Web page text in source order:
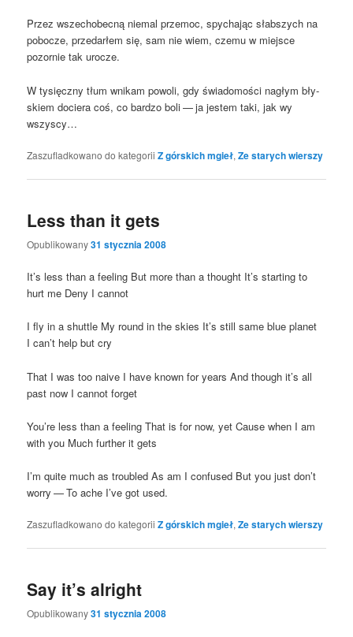
Przez wszech­obec­ną nie­mal prze­moc, spy­cha­jąc słab­szych na
pobo­cze, przedar­łem się, sam nie wiem, cze­mu w miej­sce
pozor­nie tak urocze.
W tysięcz­ny tłum wni­kam powo­li, gdy świa­do­mo­ści nagłym bły­
skiem docie­ra coś, co bar­dzo boli — ja jestem taki, jak wy
wszyscy…
Zaszufladkowano do kategorii Z górskich mgieł,Ze starych wierszy
Less than it gets
Opublikowany31 stycznia 2008
It’s less than a feeling But more than a tho­ught It’s star­ting to
hurt me Deny I cannot
I fly in a shut­tle My round in the skies It’s still same blue pla­net
I can’t help but cry
That I was too naive I have known for years And tho­ugh it’s all
past now I can­not forget
You’re less than a feeling That is for now, yet Cau­se when I am
with you Much fur­ther it gets
I’m quite much as tro­ubled As am I con­fu­sed But you just don’t
wor­ry — To ache I’ve got used.
Zaszufladkowano do kategorii Z górskich mgieł,Ze starych wierszy
Say it’s alright
Opublikowany31 stycznia 2008